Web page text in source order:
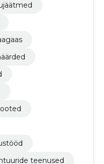
teenused